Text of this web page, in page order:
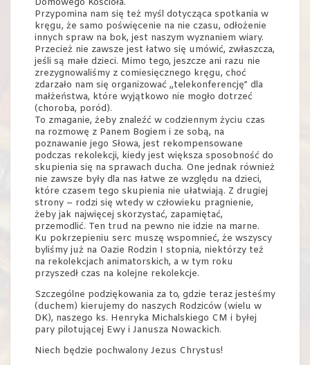
Domowego Kościoła.
Przypomina nam się też myśl dotycząca spotkania w
kręgu, że samo poświęcenie na nie czasu, odłożenie
innych spraw na bok, jest naszym wyznaniem wiary.
Przecież nie zawsze jest łatwo się umówić, zwłaszcza,
jeśli są małe dzieci. Mimo tego, jeszcze ani razu nie
zrezygnowaliśmy z comiesięcznego kręgu, choć
zdarzało nam się organizować „telekonferencję” dla
małżeństwa, które wyjątkowo nie mogło dotrzeć
(choroba, poród).
To zmaganie, żeby znaleźć w codziennym życiu czas
na rozmowę z Panem Bogiem i ze sobą, na
poznawanie jego Słowa, jest rekompensowane
podczas rekolekcji, kiedy jest większa sposobność do
skupienia się na sprawach ducha. One jednak również
nie zawsze były dla nas łatwe ze względu na dzieci,
które czasem tego skupienia nie ułatwiają. Z drugiej
strony – rodzi się wtedy w człowieku pragnienie,
żeby jak najwięcej skorzystać, zapamiętać,
przemodlić. Ten trud na pewno nie idzie na marne.
Ku pokrzepieniu serc muszę wspomnieć, że wszyscy
byliśmy już na Oazie Rodzin I stopnia, niektórzy też
na rekolekcjach animatorskich, a w tym roku
przyszedł czas na kolejne rekolekcje.
Szczególne podziękowania za to, gdzie teraz jesteśmy
(duchem) kierujemy do naszych Rodziców (wielu w
DK), naszego ks. Henryka Michalskiego CM i byłej
pary pilotującej Ewy i Janusza Nowackich.
Niech będzie pochwalony Jezus Chrystus!